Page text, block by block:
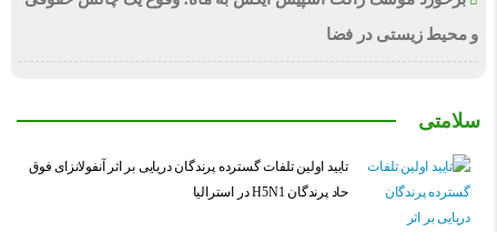
و محیط زیستی در فضا
سلامتی
تایید اولین تلفات گسترده پرندگان دریایی بر اثر آنفولانزای فوق
حاد پرندگان H5N1 در استرالیا